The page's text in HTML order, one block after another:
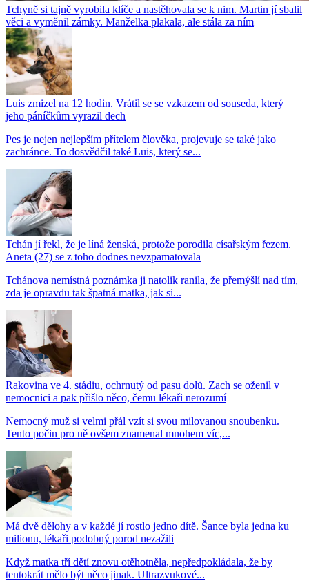
Tchyně si tajně vyrobila klíče a nastěhovala se k nim. Martin jí sbalil
věci a vyměnil zámky. Manželka plakala, ale stála za ním
Luis zmizel na 12 hodin. Vrátil se se vzkazem od souseda, který
jeho páníčkům vyrazil dech
Pes je nejen nejlepším přítelem člověka, projevuje se také jako
zachránce. To dosvědčil také Luis, který se...
Tchán jí řekl, že je líná ženská, protože porodila císařským řezem.
Aneta (27) se z toho dodnes nevzpamatovala
Tchánova nemístná poznámka ji natolik ranila, že přemýšlí nad tím,
zda je opravdu tak špatná matka, jak si...
Rakovina ve 4. stádiu, ochrnutý od pasu dolů. Zach se oženil v
nemocnici a pak přišlo něco, čemu lékaři nerozumí
Nemocný muž si velmi přál vzít si svou milovanou snoubenku.
Tento počin pro ně ovšem znamenal mnohem víc,...
Má dvě dělohy a v každé jí rostlo jedno dítě. Šance byla jedna ku
milionu, lékaři podobný porod nezažili
Když matka tří dětí znovu otěhotněla, nepředpokládala, že by
tentokrát mělo být něco jinak. Ultrazvukové...